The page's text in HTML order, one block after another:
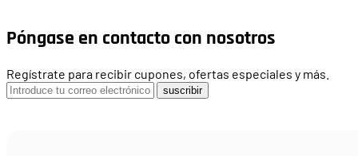
Póngase en contacto con nosotros
Regístrate para recibir cupones, ofertas especiales y más.
suscribir